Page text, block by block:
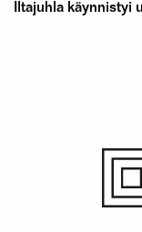
Iltajuhla käynnistyi